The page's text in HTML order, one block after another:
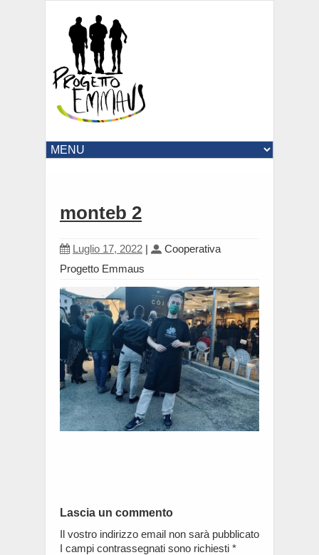
monteb 2
Luglio 17, 2022 |
Cooperativa
Progetto Emmaus
Lascia un commento
Il vostro indirizzo email non sarà pubblicato
I campi contrassegnati sono richiesti *